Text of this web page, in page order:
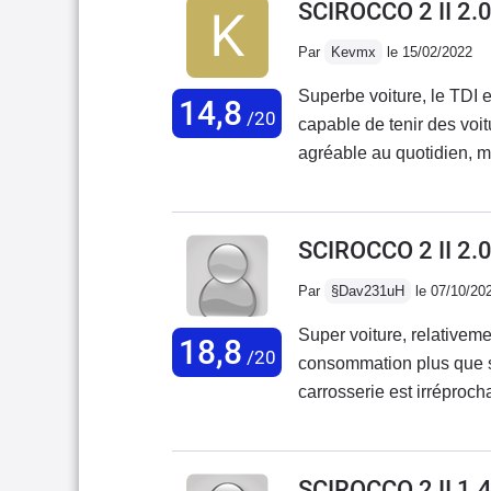
14,8 /20
SCIROCCO 2 II
Par Kevmx le 15/02/2022
Superbe voiture, le TDI
capable de tenir des
agréable au quotidien,
rapports trop hauts
revanche arrive vite à
une. Niveau design
neuf sur une voiture de
dirais pour commencer
l’insonorisation n’est
pas pouvoir ouvrir le
18,8 /20
SCIROCCO 2 II
Par §Dav231uH le 07/10/
Super voiture,
consommation plus que
carrosserie est
tenu de route
Seul panne en 80 000